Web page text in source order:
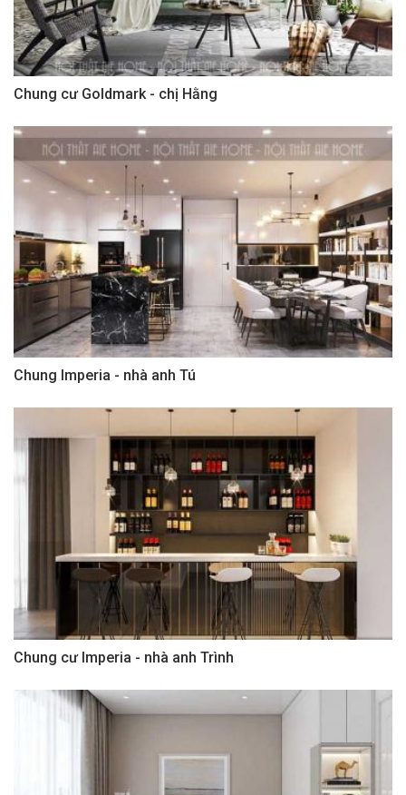
Chung cư Goldmark - chị Hằng
Chung Imperia - nhà anh Tú
Chung cư Imperia - nhà anh Trình